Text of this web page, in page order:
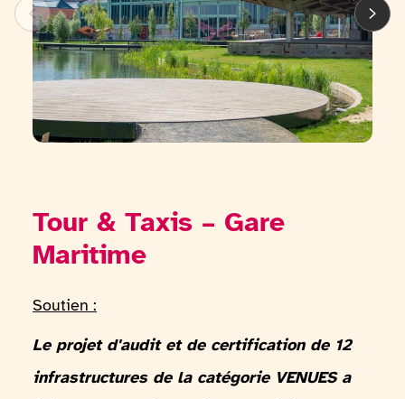
Tour & Taxis – Gare
Maritime
Soutien :
Le projet d'audit et de certification de 12
infrastructures de la catégorie VENUES a